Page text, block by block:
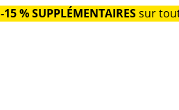
-15 % SUPPLÉMENTAIRESsur